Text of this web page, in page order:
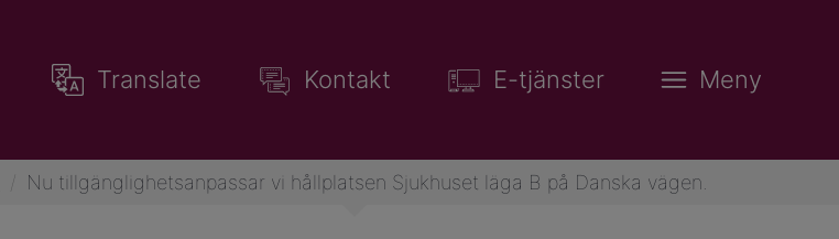
Translate Kontakt E-tjänster Meny
Nu tillgänglighetsanpassar vi hållplatsen Sjukhuset läga B på Danska vägen.